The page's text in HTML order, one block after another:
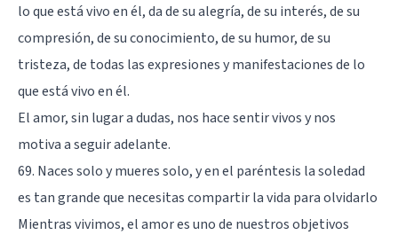
lo que está vivo en él, da de su alegría, de su interés, de su
compresión, de su conocimiento, de su humor, de su
tristeza, de todas las expresiones y manifestaciones de lo
que está vivo en él.
El amor, sin lugar a dudas, nos hace sentir vivos y nos
motiva a seguir adelante.
69. Naces solo y mueres solo, y en el paréntesis la soledad
es tan grande que necesitas compartir la vida para olvidarlo
Mientras vivimos, el amor es uno de nuestros objetivos